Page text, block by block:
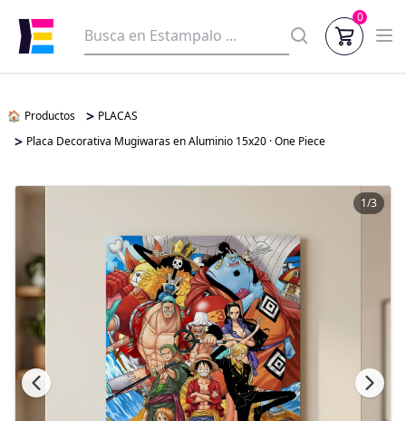
0
🏠 Productos > PLACAS
> Placa Decorativa Mugiwaras en Aluminio 15x20 · One Piece
1/3